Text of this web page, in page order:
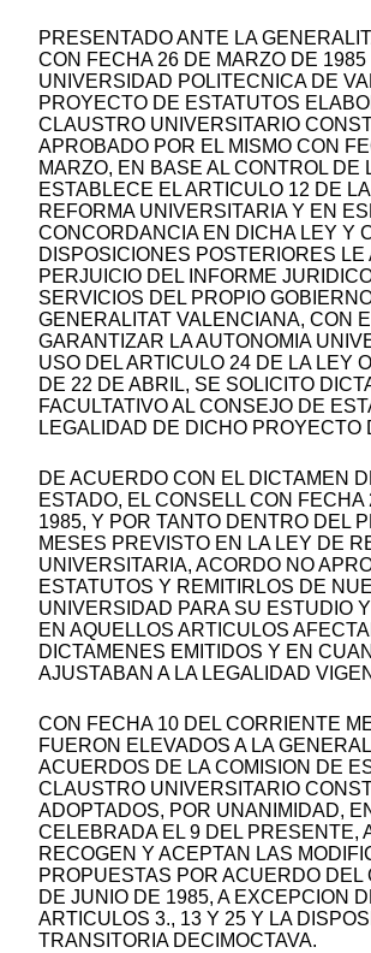
PRESENTADO ANTE LA
CON FECHA 26 DE MARZO DE 1985
UNIVERSIDAD POLITECNICA DE
PROYECTO DE ESTATUTOS
CLAUSTRO UNIVERSITARIO
APROBADO POR EL MISMO CON
MARZO, EN BASE AL CONTROL DE
ESTABLECE EL ARTICULO 12 DE
REFORMA UNIVERSITARIA Y EN
CONCORDANCIA EN DICHA LEY Y
DISPOSICIONES POSTERIORES LE
PERJUICIO DEL INFORME
SERVICIOS DEL PROPIO
GENERALITAT VALENCIANA, CON
GARANTIZAR LA AUTONOMIA
USO DEL ARTICULO 24 DE LA LEY
DE 22 DE ABRIL, SE SOLICITO
FACULTATIVO AL CONSEJO DE
LEGALIDAD DE DICHO PROYECTO
DE ACUERDO CON EL DICTAMEN
ESTADO, EL CONSELL CON FECHA
1985, Y POR TANTO DENTRO DEL
MESES PREVISTO EN LA LEY DE
UNIVERSITARIA, ACORDO NO
ESTATUTOS Y REMITIRLOS DE
UNIVERSIDAD PARA SU ESTUDIO
EN AQUELLOS ARTICULOS
DICTAMENES EMITIDOS Y EN
AJUSTABAN A LA LEGALIDAD
CON FECHA 10 DEL CORRIENTE
FUERON ELEVADOS A LA
ACUERDOS DE LA COMISION DE
CLAUSTRO UNIVERSITARIO
ADOPTADOS, POR UNANIMIDAD,
CELEBRADA EL 9 DEL PRESENTE,
RECOGEN Y ACEPTAN LAS
PROPUESTAS POR ACUERDO DEL
DE JUNIO DE 1985, A EXCEPCION
ARTICULOS 3., 13 Y 25 Y LA
TRANSITORIA DECIMOCTAVA.